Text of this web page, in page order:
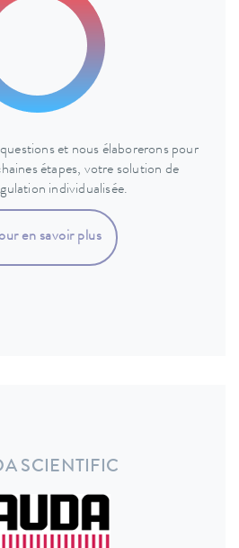
et nous élaborerons pour
étapes, votre solution de
individualisée.
en savoir plus
SCIENTIFIC